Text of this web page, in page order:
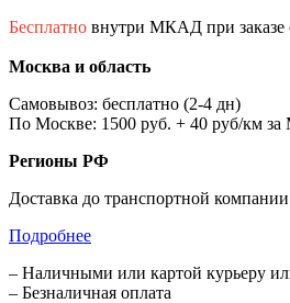
Бесплатно внутри МКАД при заказе
Москва и область
Самовывоз: бесплатно (2-4 дн)
По Москве: 1500 руб. + 40 руб/км
Регионы РФ
Доставка до транспортной
Подробнее
– Наличными или картой курьеру
– Безналичная оплата